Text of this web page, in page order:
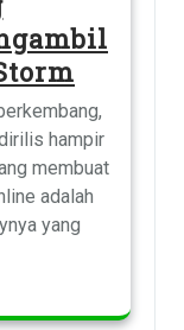
hampir
membuat
adalah
yang